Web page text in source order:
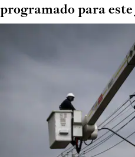
programado para este